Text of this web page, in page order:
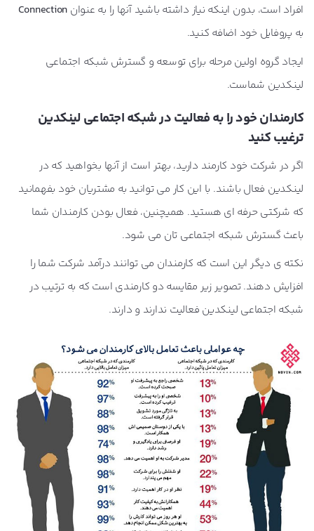
افراد است، بدون اینکه نیاز داشته باشید آنها را به عنوان Connection
به پروفایل خود اضافه کنید.
ایجاد گروه اولین مرحله برای توسعه و گسترش شبکه اجتماعی
لینکدین شماست.
کارمندان خود را به فعالیت در شبکه اجتماعی لینکدین
ترغیب کنید
اگر در شرکت خود کارمند دارید، بهتر است از آنها بخواهید که در
لینکدین فعال باشند. با این کار می توانید به مشتریان خود بفهمانید
که شرکتی حرفه ای هستید. همیچنین، فعال بودن کارمندان شما
باعث گسترش شبکه اجتماعی تان می شود.
نکته ی دیگر این است که کارمندان می توانند درآمد شرکت شما را
افزایش دهند. تصویر زیر مقایسه دو کارمندی است که به ترتیب در
شبکه اجتماعی لینکدین فعالیت ندارند و دارند.